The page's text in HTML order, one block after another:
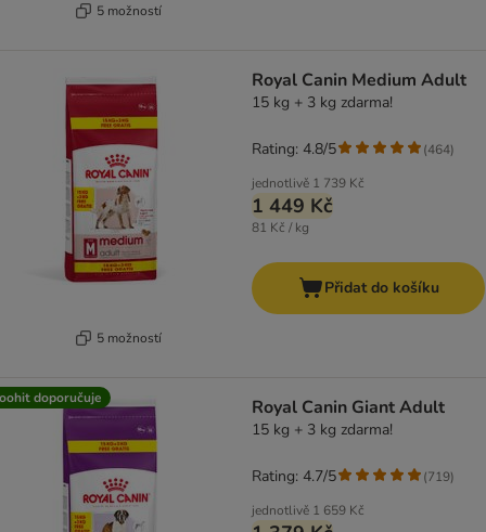
5 možností
5 možností
Royal Canin Medium Adult
15 kg + 3 kg zdarma!
jednotlivě 1 739 Kč
1 449 Kč
81 Kč / kg
Rating: 4.8/5 (464)
Přidat do košíku
doporučuje Royal Canin Giant Adult
15 kg + 3 kg zdarma!
jednotlivě 1 659 Kč
Rating: 4.7/5 (719)